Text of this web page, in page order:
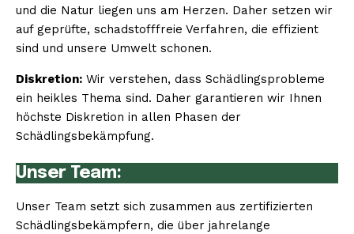
und die Natur liegen uns am Herzen. Daher setzen wir
auf geprüfte, schadstofffreie Verfahren, die effizient
sind und unsere Umwelt schonen.
Diskretion: Wir verstehen, dass Schädlingsprobleme
ein heikles Thema sind. Daher garantieren wir Ihnen
höchste Diskretion in allen Phasen der
Schädlingsbekämpfung.
Unser Team:
Unser Team setzt sich zusammen aus zertifizierten
Schädlingsbekämpfern, die über jahrelange